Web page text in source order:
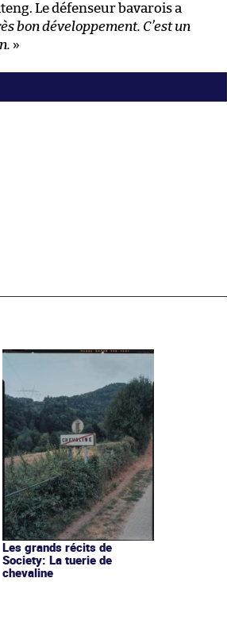
Le défenseur bavarois a
bon développement. C’est un
»
Les grands récits de
Society: La tuerie de
chevaline